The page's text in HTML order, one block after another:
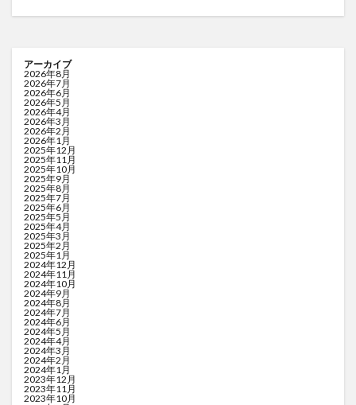
アーカイブ
2026年8月
2026年7月
2026年6月
2026年5月
2026年4月
2026年3月
2026年2月
2026年1月
2025年12月
2025年11月
2025年10月
2025年9月
2025年8月
2025年7月
2025年6月
2025年5月
2025年4月
2025年3月
2025年2月
2025年1月
2024年12月
2024年11月
2024年10月
2024年9月
2024年8月
2024年7月
2024年6月
2024年5月
2024年4月
2024年3月
2024年2月
2024年1月
2023年12月
2023年11月
2023年10月